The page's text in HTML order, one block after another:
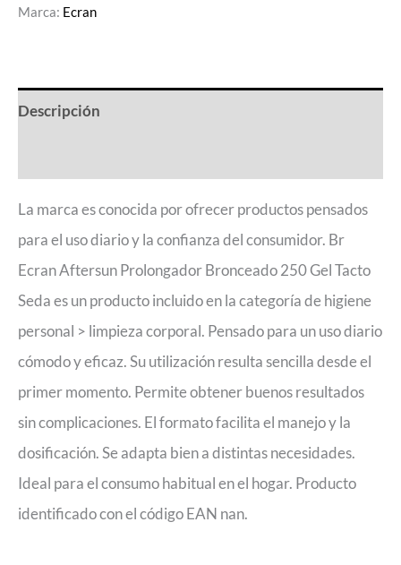
Marca: Ecran
Descripción
La marca es conocida por ofrecer productos pensados
para el uso diario y la confianza del consumidor. Br
Ecran Aftersun Prolongador Bronceado 250 Gel Tacto
Seda es un producto incluido en la categoría de higiene
personal > limpieza corporal. Pensado para un uso diario
cómodo y eficaz. Su utilización resulta sencilla desde el
primer momento. Permite obtener buenos resultados
sin complicaciones. El formato facilita el manejo y la
dosificación. Se adapta bien a distintas necesidades.
Ideal para el consumo habitual en el hogar. Producto
identificado con el código EAN nan.